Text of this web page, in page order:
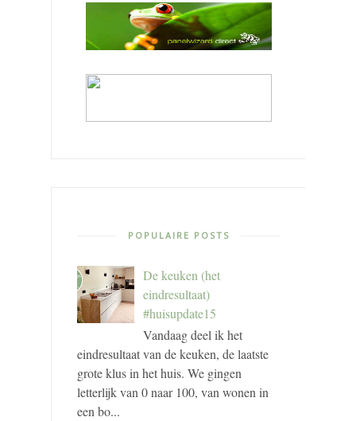
POPULAIRE POSTS
De keuken (het
eindresultaat)
#huisupdate15
Vandaag deel ik het
eindresultaat van de keuken, de laatste
grote klus in het huis. We gingen
letterlijk van 0 naar 100, van wonen in
een bo...